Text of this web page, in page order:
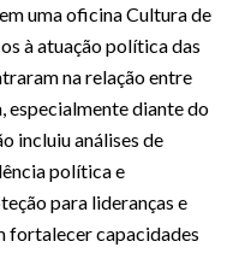
uma oficina Cultura de
à atuação política das
na relação entre
especialmente diante do
incluiu análises de
política e
para lideranças e
fortalecer capacidades